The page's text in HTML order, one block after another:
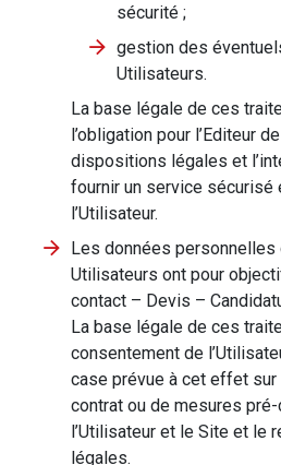
sécurité ;
gestion des
Utilisateurs.
La base légale de ces
l’obligation pour l’Editeur
dispositions légales et
fournir un service sécurisé
l’Utilisateur.
Les données
Utilisateurs ont pour
contact – Devis –
La base légale de ces
consentement de
case prévue à cet effet sur
contrat ou de mesures
l’Utilisateur et le Site et le
légales.